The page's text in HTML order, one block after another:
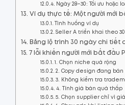
Ngày 28–30: Tối ưu hoặc
Ví dụ thực tế: Một người mới
Tình huống ví dụ
Seller A triển khai theo
Bảng lộ trình 30 ngày chi tiết
7 lỗi khiến người mới bắt đầu
1. Chọn niche quá rộng
2. Copy design đang bán
3. Không kiểm tra
4. Tính giá bán quá thấp
5. Chọn supplier chỉ vì